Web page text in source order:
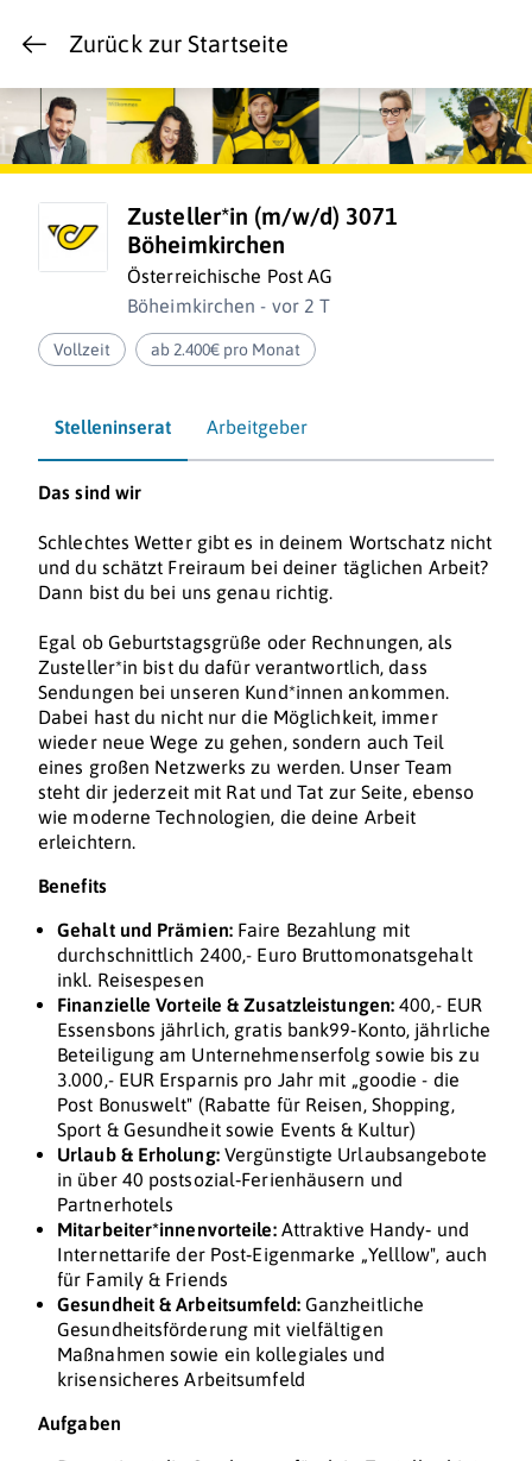
Zurück zur Startseite
Zusteller*in (m/w/d) 3071
Böheimkirchen
Österreichische Post AG
Böheimkirchen - vor 2 T
Vollzeit ab 2.400€ pro Monat
Stelleninserat Arbeitgeber
Das sind wir
Schlechtes Wetter gibt es in deinem Wortschatz nicht
und du schätzt Freiraum bei deiner täglichen Arbeit?
Dann bist du bei uns genau richtig.
Egal ob Geburtstagsgrüße oder Rechnungen, als
Zusteller*in bist du dafür verantwortlich, dass
Sendungen bei unseren Kund*innen ankommen.
Dabei hast du nicht nur die Möglichkeit, immer
wieder neue Wege zu gehen, sondern auch Teil
eines großen Netzwerks zu werden. Unser Team
steht dir jederzeit mit Rat und Tat zur Seite, ebenso
wie moderne Technologien, die deine Arbeit
erleichtern.
Benefits
Gehalt und Prämien: Faire Bezahlung mit
durchschnittlich 2400,- Euro Bruttomonatsgehalt
inkl. Reisespesen
Finanzielle Vorteile & Zusatzleistungen: 400,- EUR
Essensbons jährlich, gratis bank99‑Konto, jährliche
Beteiligung am Unternehmenserfolg sowie bis zu
3.000,- EUR Ersparnis pro Jahr mit „goodie - die
Post Bonuswelt" (Rabatte für Reisen, Shopping,
Sport & Gesundheit sowie Events & Kultur)
Urlaub & Erholung:Vergünstigte Urlaubsangebote
in über 40 postsozial‑Ferienhäusern und
Partnerhotels
Mitarbeiter*innenvorteile: Attraktive Handy‑ und
Internettarife der Post‑Eigenmarke „Yelllow", auch
für Family & Friends
Gesundheit & Arbeitsumfeld:Ganzheitliche
Gesundheitsförderung mit vielfältigen
Maßnahmen sowie ein kollegiales und
krisensicheres Arbeitsumfeld
Aufgaben